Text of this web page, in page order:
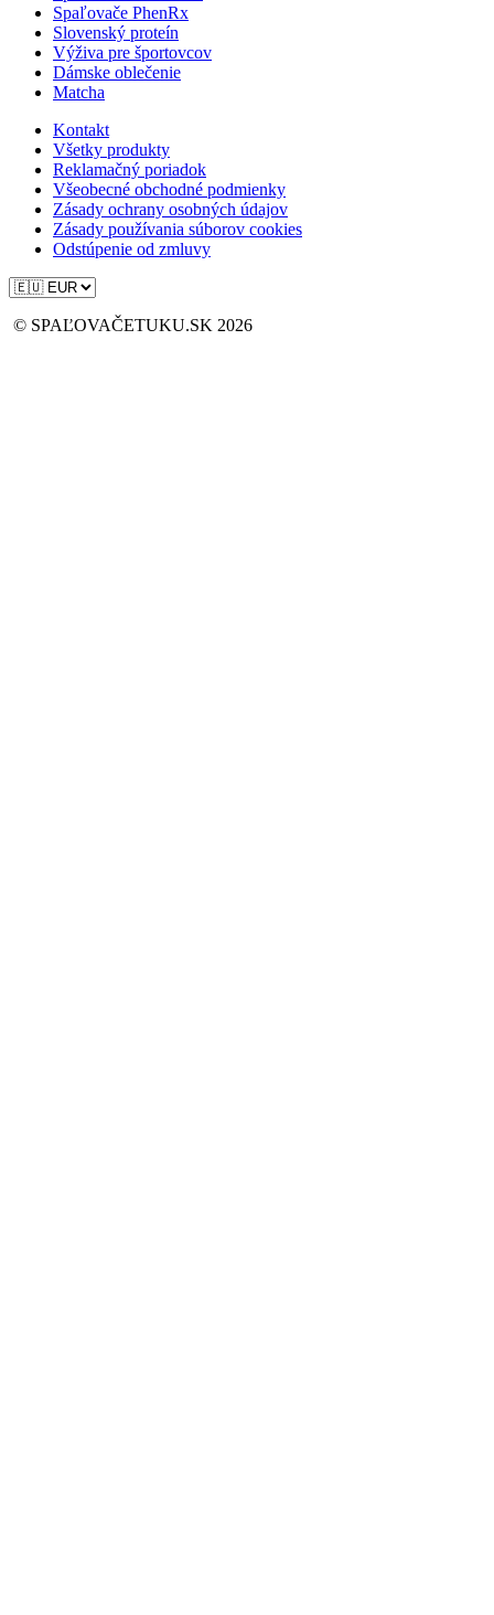
Spaľovače PhenRx
Slovenský proteín
Výživa pre športovcov
Dámske oblečenie
Matcha
Kontakt
Všetky produkty
Reklamačný poriadok
Všeobecné obchodné podmienky
Zásady ochrany osobných údajov
Zásady používania súborov cookies
Odstúpenie od zmluvy
© SPAĽOVAČETUKU.SK 2026